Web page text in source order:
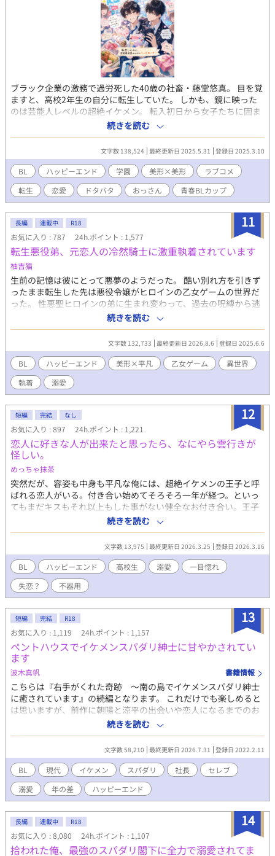
ブラック企業の激務で過労死した40歳の社畜・藤堂悠真。 目を覚
ますと、高校2年生の自分に転生していた。 しかも、鏡に映った
のは芸能人レベルの超絶イケメン。 転入初日から女子たちに囲ま
れ、学園中の話題の的に。 だが、社畜思考が抜けず**「これはマ
ーケティング施策か？」**と疑うばかり。 そして、モテすぎて業
務過多状態に陥る。 弁当争奪戦、放課後のデート攻勢…悠真の平
穏は完全に崩壊。 そんな中、唯一冷静な男・藤崎颯斗の存在に救
われる。 颯斗はやたらと落ち着いていて、悠真をさりげなくフォ
ローする。 「お前といると、楽だ」 次第に悠真の中で、彼の存在
が大きくなっていき――。 「お前、俺から逃げるな」 颯斗の言葉
に、悠真の心は大きく揺れ動く。 転生×学園ラブコメ×じわじわ
迫る恋。 これは、悠真が「本当に選ぶべきもの」を見つける物
語。 続編『元社畜の俺、大学生になってまたモテすぎてるけど、
今度は恋人がいるので無理です』 かつてブラック企業で心を擦り
減らし、過労死した元社畜の男・藤堂悠真は、 転生した高校時代
を経て、無事に大学生になった―― 恋人である藤崎颯斗と共に。
だが、大学という“自由すぎる”世界は、ふたりの関係を少しずつ
揺らがせていく。 「付き合ってるけど、誰にも言っていない」 そ
の選択が、予想以上のすれ違いを生んでいった。 モテ地獄の再
来、空気を読み続ける日々、 そして自分で自分を苦しめてい
た“頑張る癖”。 甘えたくても甘えられない―― そんな悠真の隣
で、颯斗はずっと静かに手を差し伸べ続ける。 過去に縛られてい
た悠真が、未来を見つめ直すまでの じれ甘・再構築・すれ違いと
回復のキャンパス・ラブストーリー。 今度こそ、言葉にする。
「好きだよ」って、ちゃんと。
続きを読む
文字数 138,524 最終更新日 2025.5.31 登録日 2025.3.10
BL ハッピーエンド 学園 美形×美形
ラブコメ
転生
恋愛 ドタバタ おっさん 青春BLカップ​
11
長編 連載中 R18
お気に入り : 787 24h.ポイント : 1,577
転生悪役弟、元恋人の冷然騎士に激重執着されています
柚吉猫
生前の記憶は彼にとって悪夢のようだった。 酷い別れ方を引きず
ったまま転生した先は悪役令嬢がヒロインの乙女ゲームの世界だ
った。 性悪聖ヒロインの弟に生まれ変わって、過去の呪縛から逃
れようと必死に生きてきた。 そんな彼の前に現れた竜王の化身で
ある騎士団長。 離れたいのに、皆に愛されている騎士様は離して
くれない。 姿形が違っても、魂でお互いは繋がっている。 冷然竜
王騎士団長×過去の呪縛を背負う悪役弟 今度こそ、本当の恋をし
よう。
続きを読む
文字数 132,733 最終更新日 2026.8.6 登録日 2025.6.6
BL ハッピーエンド 美形×平凡 乙女ゲーム
異世界
執着
溺愛
12
短編 完結 なし
お気に入り : 897 24h.ポイント : 1,221
恋人に好きな人が出来たと思ったら、なにやら雲行きが
怪しい。
めっちゃ抹茶
突然だが、容姿も中身も平凡な俺には、超絶イケメンの王子と呼
ばれる恋人がいる。付き合い始めてそろそろ一年が経つ。といっ
てもまだキスもそれ以上もした事がない健全なお付き合い。王子
は優しいけど意地悪で、いつも俺の心臓を高鳴らせてくる——だ
けどそれだけだ。この前、喧嘩をした。それきり彼と話していな
い。付き合っているのか定かじゃない関係。挙句に、今遠目から
見つけた王子の側には可憐な女の子。彼女が彼に寄り掛かって二
人がキスをしている。 その瞬間、目の前が真っ黒になった。もう
無理だ。俺がスイッチが切れたようにその場に立ち尽くした、そ
の時だった。前にいる彼から聞いたこともない怒声が俺の耳に届
いたのは。 ⚪︎佐藤玲央……微笑みの王子と呼ばれ、常に笑顔を絶
やさない。物腰柔らかな姿勢に男女問わずモテる ⚪︎中田真……両
親の転勤で引っ越してきた転校生。平凡な容姿で口が悪いがクラ
スに馴染めず誰とも話さないので王子しか知らないし、これから
も多分バレない ※全四話、予約投稿済み。 本編に攻めの名前が出
てこないの書き終わってから気が付いた。3/16タイトル少し変更
しました。 ※後日談を3/25に投稿予定←しました。Rを書くかは
まだ悩み中
続きを読む
文字数 13,975 最終更新日 2026.3.25 登録日 2026.3.16
BL ハッピーエンド 高校生 溺愛
一目惚れ
失恋？
不器用
13
短編 完結 R18
お気に入り : 1,119 24h.ポイント : 1,157
ペントハウスでイケメンスパダリ紳士に甘やかされてい
ます
波木真帆 書籍情報
こちらは『右手がくれた奇跡 〜南の島でイケメンスパダリ紳士
に癒されています』の続編となります。 これだけでも楽しめると
は思いますが、前作に朝陽と涼平の出会いや恋人になるまでのお
話が載っていますのでそちらから楽しんでいただければ嬉しいで
す♡ 南の島で恋人になった朝陽と涼平が東京で甘々でラブラブな
同棲生活を始めますが、桁違いのセレブさに朝陽は驚いてばっか
りで……。 あの手この手で囲い込む涼平とドキドキしっぱなしの
朝陽の甘々イチャラブハッピーエンド小説です。 タイトルが長か
ったので若干短くしました。
続きを読む
文字数 58,210 最終更新日 2026.7.31 登録日 2022.2.11
BL 現代 イケメン スパダリ 社長
セレブ
溺愛
年の差 ハッピーエンド
14
長編 連載中 R18
お気に入り : 8,080 24h.ポイント : 1,107
拾われた俺、最強のスパダリ閣下に全力で溺愛されてま